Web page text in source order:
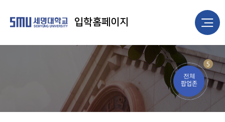
5
전체
팝업존
입학홈페이지